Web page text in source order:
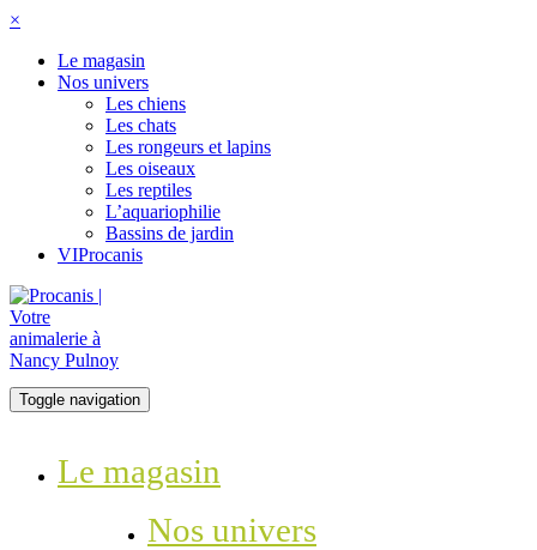
×
Le magasin
Nos univers
Les chiens
Les chats
Les rongeurs et lapins
Les oiseaux
Les reptiles
L’aquariophilie
Bassins de jardin
VIProcanis
Toggle navigation
Le magasin
Nos univers